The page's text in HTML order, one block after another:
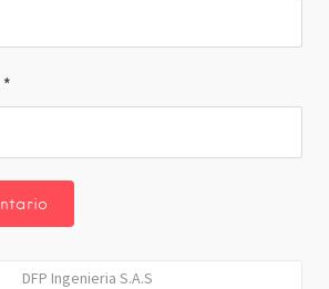
*
DFP Ingenieria S.A.S